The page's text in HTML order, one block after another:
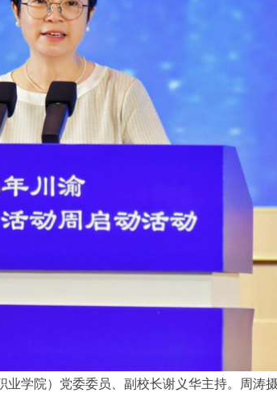
业学院）党委委员、副校长谢义华主持。周涛